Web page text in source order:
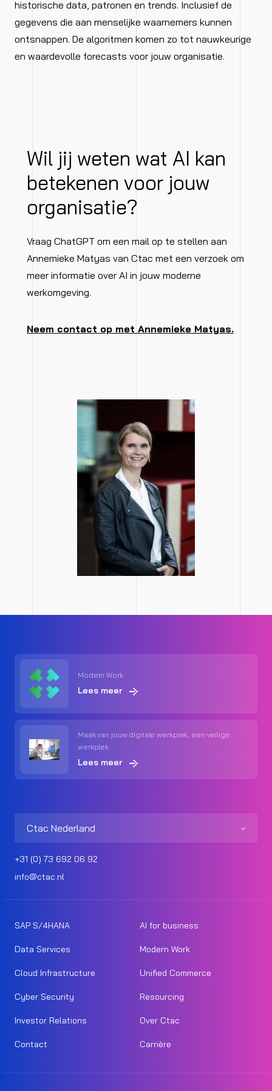
historische data, patronen en trends. Inclusief de
gegevens die aan menselijke waarnemers kunnen
ontsnappen. De algoritmen komen zo tot nauwkeurige
en waardevolle forecasts voor jouw organisatie.
Wil jij weten wat AI kan
betekenen voor jouw
organisatie?
Vraag ChatGPT om een mail op te stellen aan
Annemieke Matyas van Ctac met een verzoek om
meer informatie over AI in jouw moderne
werkomgeving.
Neem contact op met Annemieke Matyas.
Modern Work
Lees meer
Maak van jouw digitale werkplek, een veilige
werkplek
Lees meer
Ctac Nederland
+31 (0) 73 692 06 92
info@ctac.nl
SAP S/4HANA AI for business
Data Services Modern Work
Cloud Infrastructure Unified Commerce
Cyber Security Resourcing
Investor Relations Over Ctac
Contact Carrière